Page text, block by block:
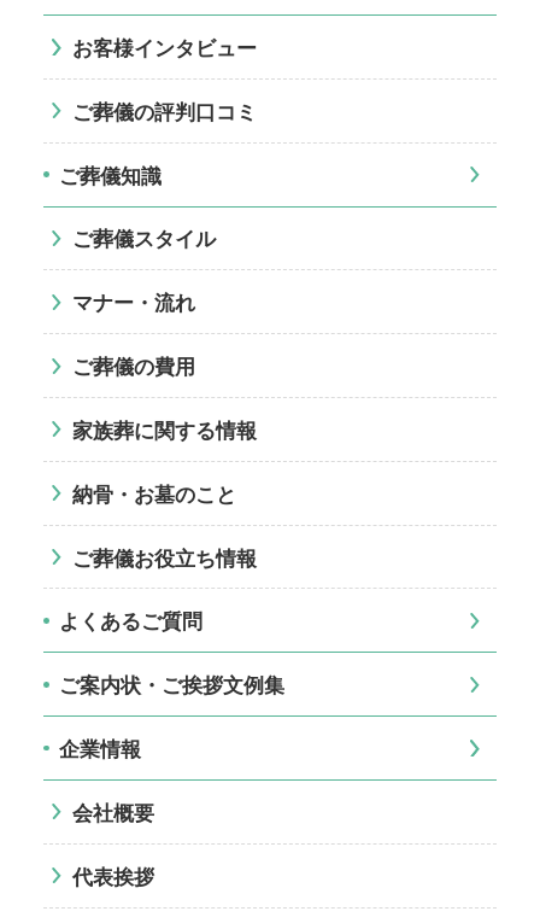
お客様インタビュー
ご葬儀の評判口コミ
ご葬儀知識
ご葬儀スタイル
マナー・流れ
ご葬儀の費用
家族葬に関する情報
納骨・お墓のこと
ご葬儀お役立ち情報
よくあるご質問
ご案内状・ご挨拶文例集
企業情報
会社概要
代表挨拶